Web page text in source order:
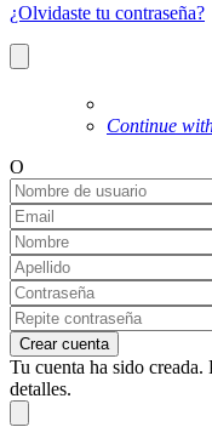
¿Olvidaste tu contraseña?
Continue
O
Crear cuenta
Tu cuenta ha sido
detalles.